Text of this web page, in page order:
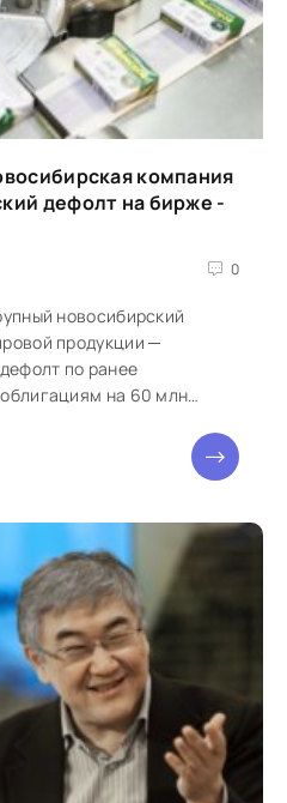
компания
дефолт на бирже -
0
новосибирский
продукции ─
по ранее
на 60 млн